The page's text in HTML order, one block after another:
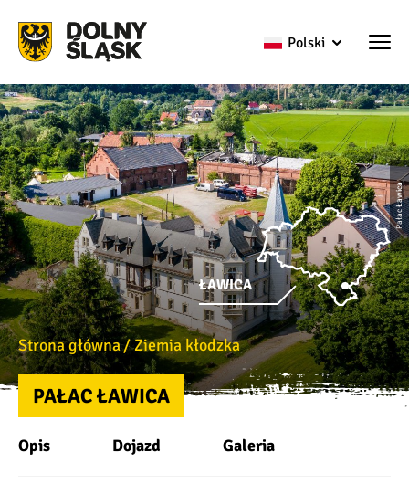
Polski
Pałac Ławica
Strona główna Ziemia kłodzka
PAŁAC ŁAWICA
ŁAWICA
Opis Dojazd Galeria